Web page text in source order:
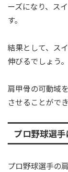
ーズになり、ス
す。
結果として、ス
伸びるでしょう。
肩甲骨の可動域
させることがで
プロ野球選
プロ野球選手の